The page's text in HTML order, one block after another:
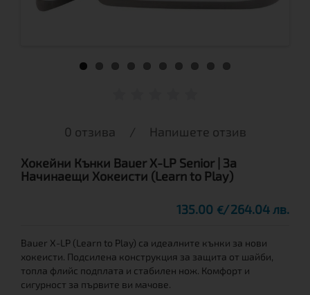
0 отзива / Напишете отзив
Хокейни Кънки Bauer X-LP Senior | За
Начинаещи Хокеисти (Learn to Play)
135.00 € 264.04 лв.
Bauer X-LP (Learn to Play) са идеалните кънки за нови
хокеисти. Подсилена конструкция за защита от шайби,
топла флийс подплата и стабилен нож. Комфорт и
сигурност за първите ви мачове.